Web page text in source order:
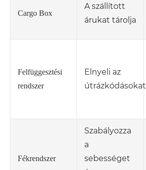
Cargo Box
A szállított
árukat tárolja
Felfüggesztési
rendszer
Elnyeli az
útrázkódásokat
Fékrendszer
Szabályozza
a
sebességet